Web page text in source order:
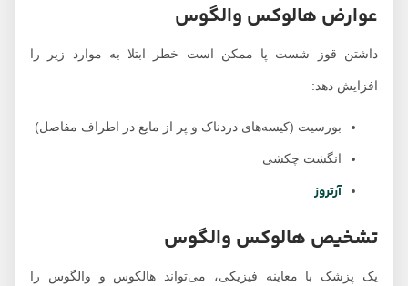
عوارض هالوکس والگوس
داشتن قوز شست پا ممکن است خطر ابتلا به موارد زیر را
افزایش دهد:
بورسیت (کیسه‌های دردناک و پر از مایع در اطراف مفاصل)
انگشت چکشی
آرتروز
تشخیص هالوکس والگوس
یک پزشک با معاینه فیزیکی، می‌تواند هالکوس و والگوس را